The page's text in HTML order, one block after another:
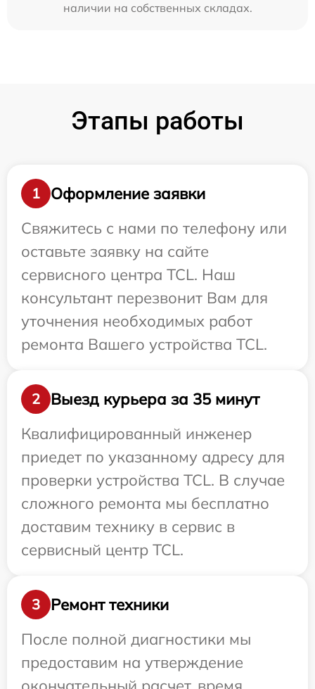
наличии на собственных складах.
Этапы работы
1
Оформление заявки
Свяжитесь с нами по телефону или
оставьте заявку на сайте
сервисного центра TCL. Наш
консультант перезвонит Вам для
уточнения необходимых работ
ремонта Вашего устройства TCL.
2
Выезд курьера за 35 минут
Квалифицированный инженер
приедет по указанному адресу для
проверки устройства TCL. В случае
сложного ремонта мы бесплатно
доставим технику в сервис в
сервисный центр TCL.
3
Ремонт техники
После полной диагностики мы
предоставим на утверждение